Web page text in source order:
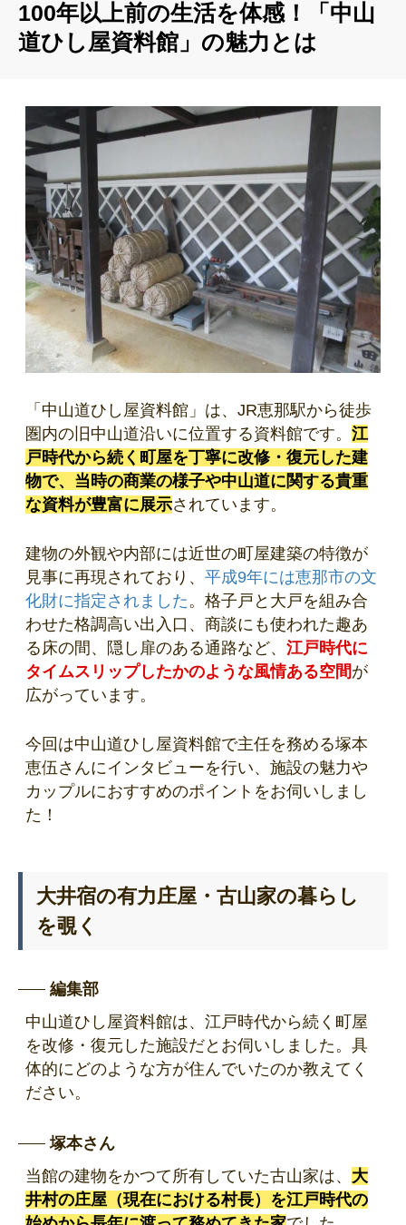
100年以上前の生活を体感！「中山
道ひし屋資料館」の魅力とは
「中山道ひし屋資料館」は、JR恵那駅から徒歩
圏内の旧中山道沿いに位置する資料館です。 江
戸時代から続く町屋を丁寧に改修・復元した建
物で、当時の商業の様子や中山道に関する貴重
な資料が豊富に展示されています。
建物の外観や内部には近世の町屋建築の特徴が
見事に再現されており、 平成9年には恵那市の文
化財に指定されました。格子戸と大戸を組み合
わせた格調高い出入口、商談にも使われた趣あ
る床の間、隠し扉のある通路など、 江戸時代に
タイムスリップしたかのような風情ある空間が
広がっています。
今回は中山道ひし屋資料館で主任を務める塚本
恵伍さんにインタビューを行い、施設の魅力や
カップルにおすすめのポイントをお伺いしまし
た！
大井宿の有力庄屋・古山家の暮らし
を覗く
編集部
中山道ひし屋資料館は、江戸時代から続く町屋
を改修・復元した施設だとお伺いしました。具
体的にどのような方が住んでいたのか教えてく
ださい。
塚本さん
当館の建物をかつて所有していた古山家は、 大
井村の庄屋（現在における村長）を江戸時代の